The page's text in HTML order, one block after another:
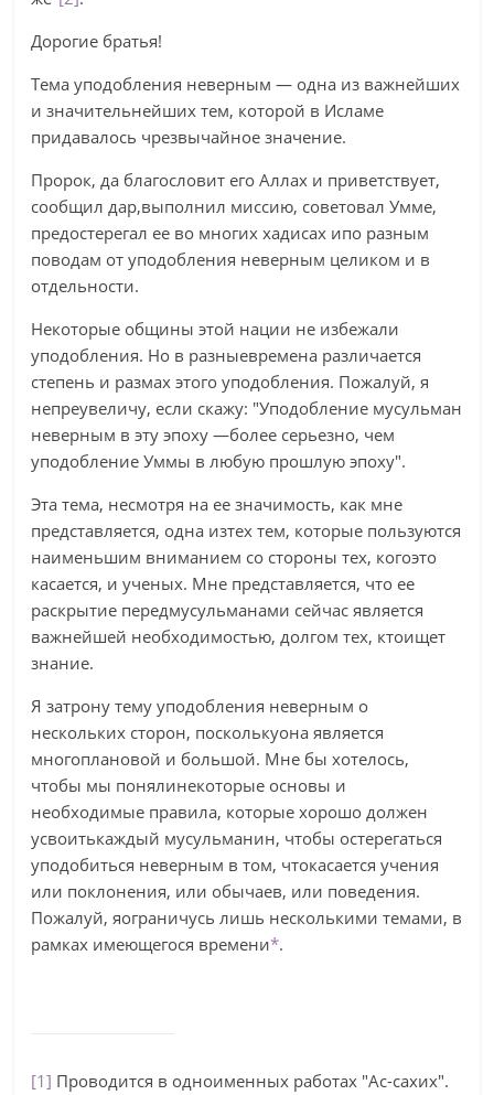
Дорогие братья!
Тема уподобления неверным — одна из важнейших
и значительнейших тем, которой в Исламе
придавалось чрезвычайное значение.
Пророк, да благословит его Аллах и приветствует,
сообщил дар,выполнил миссию, советовал Умме,
предостерегал ее во многих хадисах ипо разным
поводам от уподобления неверным целиком и в
отдельности.
Некоторые общины этой нации не избежали
уподобления. Но в разныевремена различается
степень и размах этого уподобления. Пожалуй, я
непреувеличу, если скажу: "Уподобление мусульман
неверным в эту эпоху —более серьезно, чем
уподобление Уммы в любую прошлую эпоху".
Эта тема, несмотря на ее значимость, как мне
представляется, одна изтех тем, которые пользуются
наименьшим вниманием со стороны тех, когоэто
касается, и ученых. Мне представляется, что ее
раскрытие передмусульманами сейчас является
важнейшей необходимостью, долгом тех, ктоищет
знание.
Я затрону тему уподобления неверным о
нескольких сторон, посколькуона является
многоплановой и большой. Мне бы хотелось,
чтобы мы понялинекоторые основы и
необходимые правила, которые хорошо должен
усвоитькаждый мусульманин, чтобы остерегаться
уподобиться неверным в том, чтокасается учения
или поклонения, или обычаев, или поведения.
Пожалуй, яограничусь лишь несколькими темами, в
рамках имеющегося времени*.
[1] Проводится в одноименных работах "Ас-сахих".